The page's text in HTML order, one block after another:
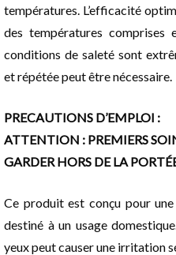
températures. L’efficacité
des températures
conditions de saleté sont
et répétée peut être nécessaire.
PRECAUTIONS D’EMPLOI :
ATTENTION : PREMIERS
GARDER HORS DE LA
Ce produit est conçu pour
destiné à un usage
yeux peut causer une irritation